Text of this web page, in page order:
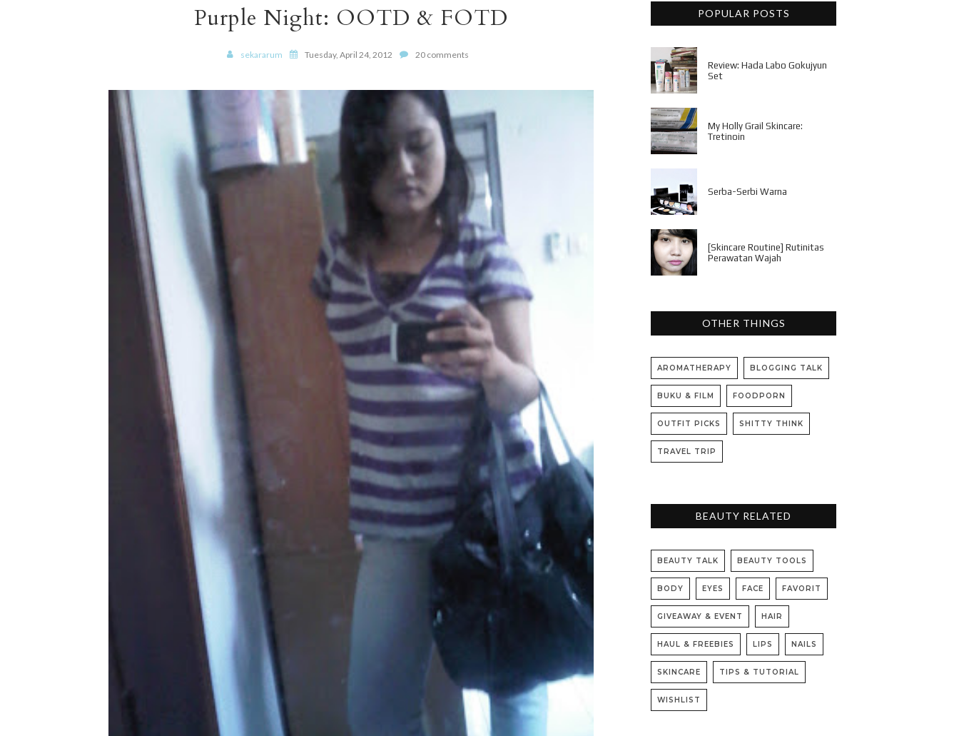
Purple Night: OOTD & FOTD
sekararum Tuesday, April 24, 2012 20 comments
POPULAR POSTS
Review: Hada Labo Gokujyun
Set
My Holly Grail Skincare:
Tretinoin
Serba-Serbi Warna
[Skincare Routine] Rutinitas
Perawatan Wajah
OTHER THINGS
AROMATHERAPY BLOGGING TALK
BUKU & FILM FOODPORN
OUTFIT PICKS SHITTY THINK
TRAVEL TRIP
BEAUTY RELATED
BEAUTY TALK BEAUTY TOOLS
BODY EYES FACE FAVORIT
GIVEAWAY & EVENT HAIR
HAUL & FREEBIES LIPS NAILS
SKINCARE TIPS & TUTORIAL
WISHLIST